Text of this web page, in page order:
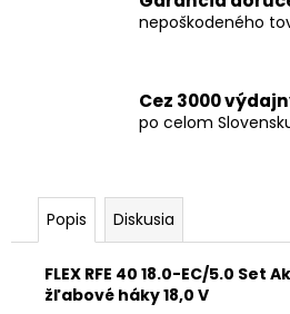
nepoškodeného
Cez 3000
po celom
Popis Diskusia
FLEX RFE 40 18.0-EC/5.0 Set
žľabové háky 18,0 V